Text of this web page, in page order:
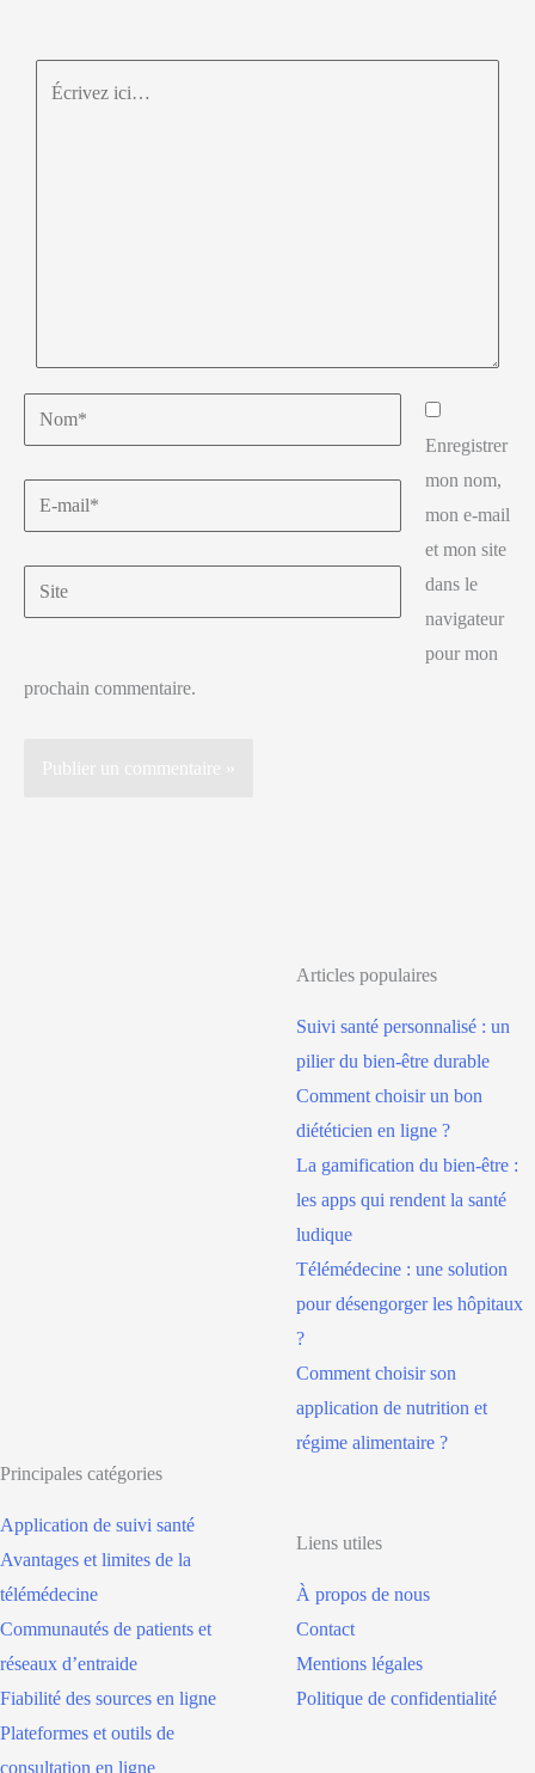
Enregistrer
mon nom,
mon e-mail
et mon site
dans le
navigateur
pour mon
prochain commentaire.
Articles populaires
Suivi santé personnalisé : un
pilier du bien-être durable
Comment choisir un bon
diététicien en ligne ?
La gamification du bien-être :
les apps qui rendent la santé
ludique
Télémédecine : une solution
pour désengorger les hôpitaux
?
Comment choisir son
application de nutrition et
régime alimentaire ?
Principales catégories
Application de suivi santé
Avantages et limites de la
télémédecine
Communautés de patients et
réseaux d’entraide
Fiabilité des sources en ligne
Plateformes et outils de
consultation en ligne
Liens utiles
À propos de nous
Contact
Mentions légales
Politique de confidentialité